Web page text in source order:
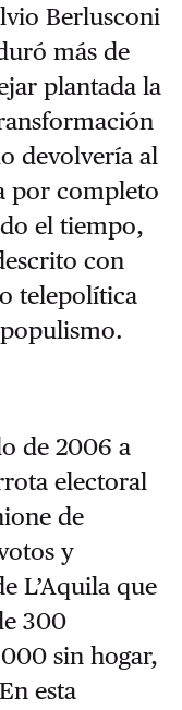
Berlusconi
más de
plantada la
devolvería al
por completo
el tiempo,
con
telepolítica
de 2006 a
electoral
de
y
L’Aquila que
300
sin hogar,
esta